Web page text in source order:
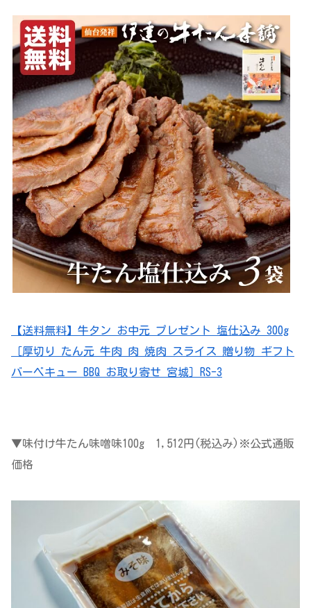
【送料無料】牛タン お中元 プレゼント 塩仕込み 300g
［厚切り たん元 牛肉 肉 焼肉 スライス 贈り物 ギフト
バーベキュー BBQ お取り寄せ 宮城］RS-3
▼味付け牛たん味噌味100g 1,512円(税込み)※公式通販
価格